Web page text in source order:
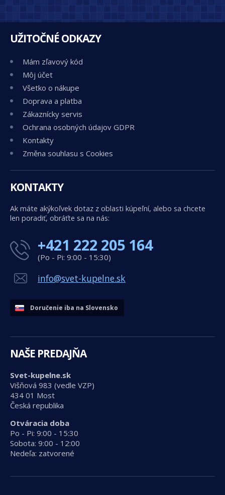
UŽITOČNÉ ODKAZY
Mám zľavový kód
Môj účet
Všetko o nákupe
Doprava a platba
Zákaznícky servis
Ochrana osobných údajov GDPR
Kontakty
Změna souhlasu s Cookies
KONTAKTY
Ak máte akýkoľvek dotaz z oblasti kúpeľní, alebo sa chcete
len poradiť, obráťte sa na nás:
+421 222 205 164
(Po - Pi: 9:00 - 15:30)
info@svet-kupelne.sk
Doručenie iba na Slovensko
NAŠE PREDAJŇA
Svet-kupelne.sk
Višňová 983 (vedle VZP)
434 01 Most
Česká republika
Otváracia doba
Po - Pi: 9:00 - 15:30
Sobota: 9:00 - 12:00
Nedeľa: zatvorené